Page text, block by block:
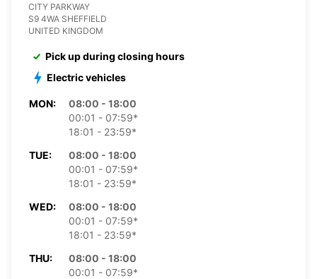
CITY PARKWAY
S9 4WA SHEFFIELD
UNITED KINGDOM
Pick up during closing hours
Electric vehicles
MON:
08:00 - 18:00
00:01 - 07:59*
18:01 - 23:59*
TUE:
08:00 - 18:00
00:01 - 07:59*
18:01 - 23:59*
WED:
08:00 - 18:00
00:01 - 07:59*
18:01 - 23:59*
THU:
08:00 - 18:00
00:01 - 07:59*